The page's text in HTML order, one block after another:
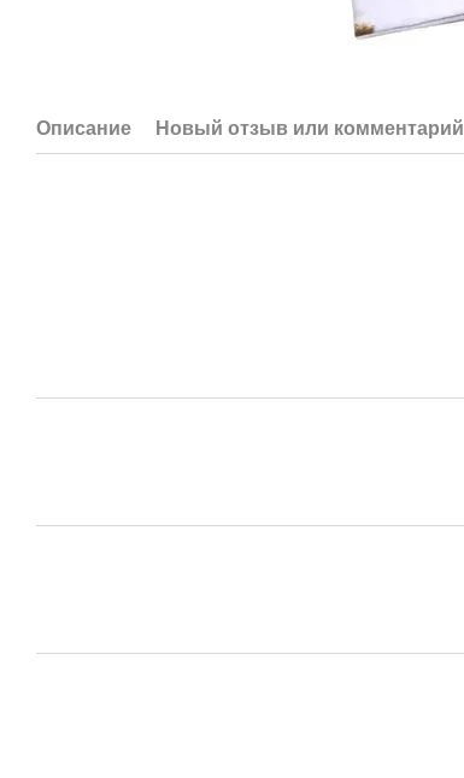
Описание Новый отзыв или комментарий